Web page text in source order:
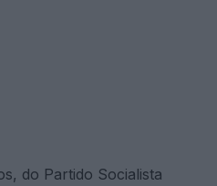
do Partido Socialista